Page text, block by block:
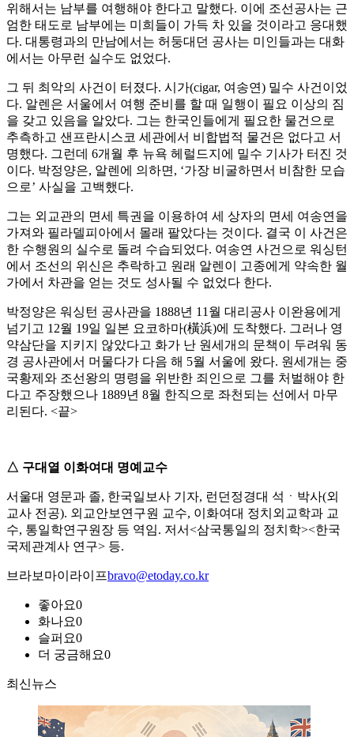
위해서는 남부를 여행해야 한다고 말했다. 이에 조선공사는 근
엄한 태도로 남부에는 미희들이 가득 차 있을 것이라고 응대했
다. 대통령과의 만남에서는 허둥대던 공사는 미인들과는 대화
에서는 아무런 실수도 없었다.
그 뒤 최악의 사건이 터졌다. 시가(cigar, 여송연) 밀수 사건이었
다. 알렌은 서울에서 여행 준비를 할 때 일행이 필요 이상의 짐
을 갖고 있음을 알았다. 그는 한국인들에게 필요한 물건으로
추측하고 샌프란시스코 세관에서 비합법적 물건은 없다고 서
명했다. 그런데 6개월 후 뉴욕 헤럴드지에 밀수 기사가 터진 것
이다. 박정양은, 알렌에 의하면, ‘가장 비굴하면서 비참한 모습
으로’ 사실을 고백했다.
그는 외교관의 면세 특권을 이용하여 세 상자의 면세 여송연을
가져와 필라델피아에서 몰래 팔았다는 것이다. 결국 이 사건은
한 수행원의 실수로 돌려 수습되었다. 여송연 사건으로 워싱턴
에서 조선의 위신은 추락하고 원래 알렌이 고종에게 약속한 월
가에서 차관을 얻는 것도 성사될 수 없었다 한다.
박정양은 워싱턴 공사관을 1888년 11월 대리공사 이완용에게
넘기고 12월 19일 일본 요코하마(橫浜)에 도착했다. 그러나 영
약삼단을 지키지 않았다고 화가 난 원세개의 문책이 두려워 동
경 공사관에서 머물다가 다음 해 5월 서울에 왔다. 원세개는 중
국황제와 조선왕의 명령을 위반한 죄인으로 그를 처벌해야 한
다고 주장했으나 1889년 8월 한직으로 좌천되는 선에서 마무
리된다. <끝>
△ 구대열 이화여대 명예교수
서울대 영문과 졸, 한국일보사 기자, 런던정경대 석ㆍ박사(외
교사 전공). 외교안보연구원 교수, 이화여대 정치외교학과 교
수, 통일학연구원장 등 역임. 저서<삼국통일의 정치학><한국
국제관계사 연구> 등.
브라보마이라이프bravo@etoday.co.kr
좋아요0
화나요0
슬퍼요0
더 궁금해요0
최신뉴스